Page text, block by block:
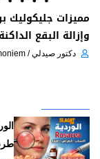
وإزالة البقع الداكنة
دكتور صيدلي / Mohamed Abdelmoniem